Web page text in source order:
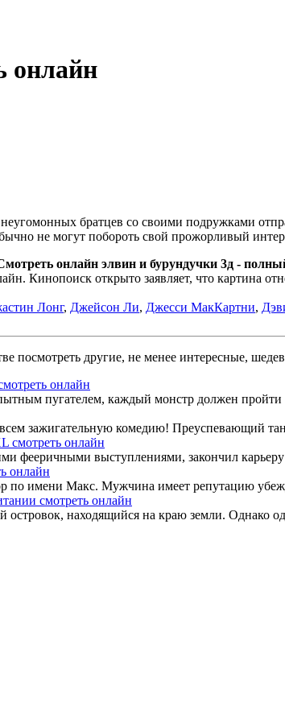
онлайн
братцев со своими подружками
не могут побороть свой прожорливый
онлайн элвин и бурундучки 3д -
Кинопоиск открыто заявляет, что картина
Лонг, Джейсон Ли, Джесси МакКартни,
посмотреть другие, не менее интересные,
онлайн
пугателем, каждый монстр должен
зажигательную комедию! Преуспевающий
смотреть онлайн
фееричными выступлениями, закончил
онлайн
имени Макс. Мужчина имеет репутацию
смотреть онлайн
находящийся на краю земли. Однако